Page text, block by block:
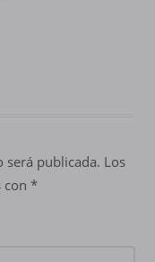
será publicada. Los
con *